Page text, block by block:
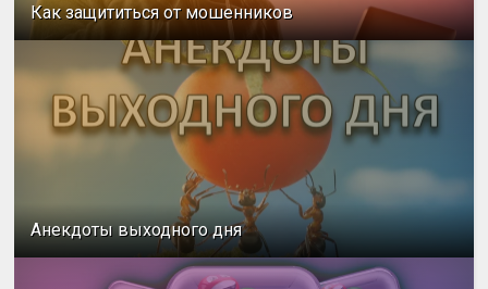
Как защититься от мошенников
Анекдоты выходного дня